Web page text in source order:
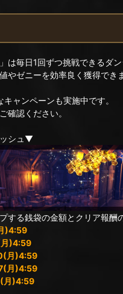
は毎日1回ずつ挑戦できるダン
やゼニーを効率良く獲得でき
ャンペーンも実施中です。
確認ください。
シュ▼
する銭袋の金額とクリア報酬
)4:59
)4:59
月)4:59
月)4:59
月)4:59